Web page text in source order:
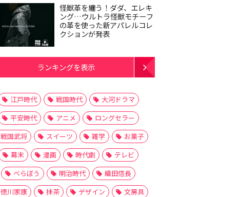
怪獣革を纏う！ダダ、エレキ
ング…ウルトラ怪獣モチーフ
の革を使った新アパレルコレ
クションが発表
ランキングを表示
江戸時代 戦国時代
大河ドラマ
平安時代
アニメ
ロングセラー
戦国武将
スイーツ 雑学
お菓子
幕末
漫画 時代劇
テレビ
べらぼう
明治時代
織田信長
徳川家康
抹茶 デザイン
文房具